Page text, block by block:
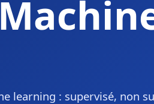
learning : supervisé, non